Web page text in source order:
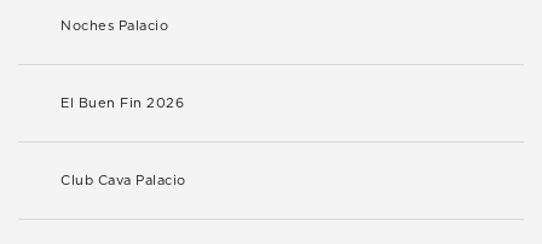
Noches Palacio
El Buen Fin 2026
Club Cava Palacio